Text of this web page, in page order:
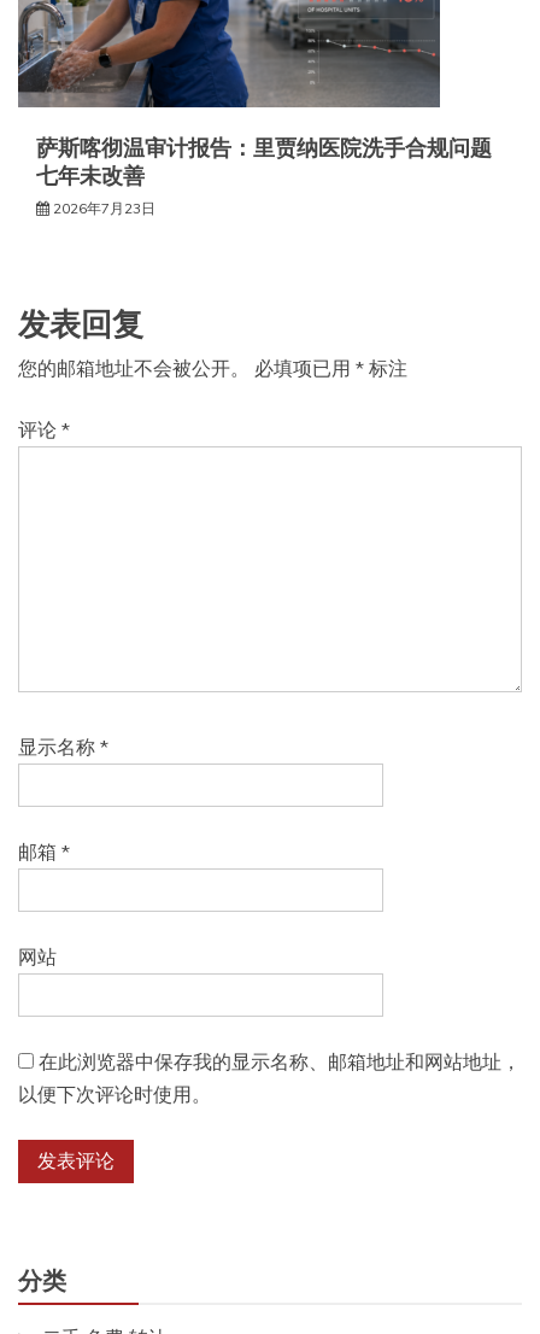
萨斯喀彻温审计报告：里贾纳医院洗手合规问题
七年未改善
2026年7月23日
发表回复
您的邮箱地址不会被公开。 必填项已用 * 标注
评论 *
显示名称 *
邮箱 *
网站
在此浏览器中保存我的显示名称、邮箱地址和网站地址，
以便下次评论时使用。
分类